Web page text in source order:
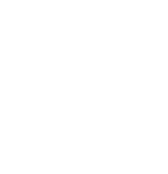
WORX PowerShare ёмкостью 2